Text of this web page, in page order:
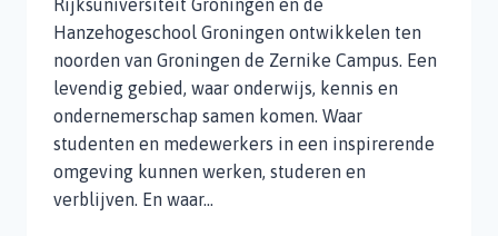
Rijksuniversiteit Groningen en de
Hanzehogeschool Groningen ontwikkelen ten
noorden van Groningen de Zernike Campus. Een
levendig gebied, waar onderwijs, kennis en
ondernemerschap samen komen. Waar
studenten en medewerkers in een inspirerende
omgeving kunnen werken, studeren en
verblijven. En waar…